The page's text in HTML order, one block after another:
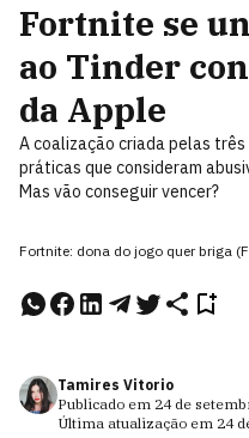
Fortnite se
ao Tinder
da Apple
A coalização criada pelas três
práticas que consideram
Mas vão conseguir vencer?
Fortnite: dona do jogo quer briga
Tamires Vitorio
Publicado em 24 de
Última atualização em 24